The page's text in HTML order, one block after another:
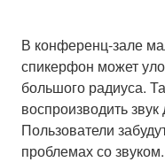
В конференц-зале
спикерфон может
большого радиуса.
воспроизводить
Пользователи
проблемах со